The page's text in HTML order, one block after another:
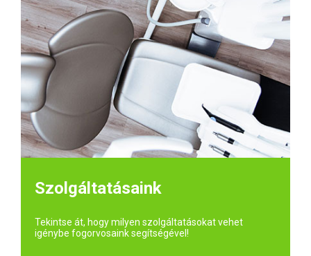
Szolgáltatásaink
Tekintse át, hogy milyen szolgáltatásokat vehet
igénybe fogorvosaink segítségével!